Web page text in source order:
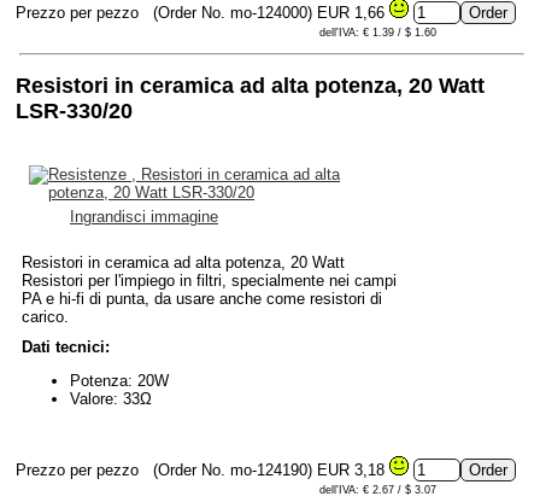
Prezzo per pezzo (Order No. mo-124000) EUR 1,66
dell'IVA: € 1.39 / $ 1.60
Resistori in ceramica ad alta potenza, 20 Watt
LSR-330/20
Ingrandisci immagine
Resistori in ceramica ad alta potenza, 20 Watt
Resistori per l'impiego in filtri, specialmente nei campi
PA e hi-fi di punta, da usare anche come resistori di
carico.
Dati tecnici:
Potenza: 20W
Valore: 33Ω
Prezzo per pezzo (Order No. mo-124190) EUR 3,18
dell'IVA: € 2.67 / $ 3.07